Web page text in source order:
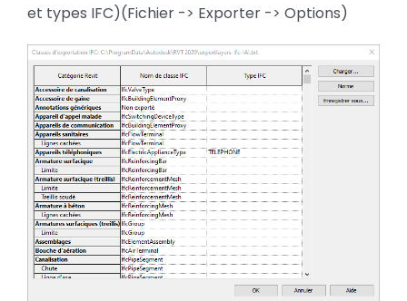
et types IFC)(Fichier -> Exporter -> Options)